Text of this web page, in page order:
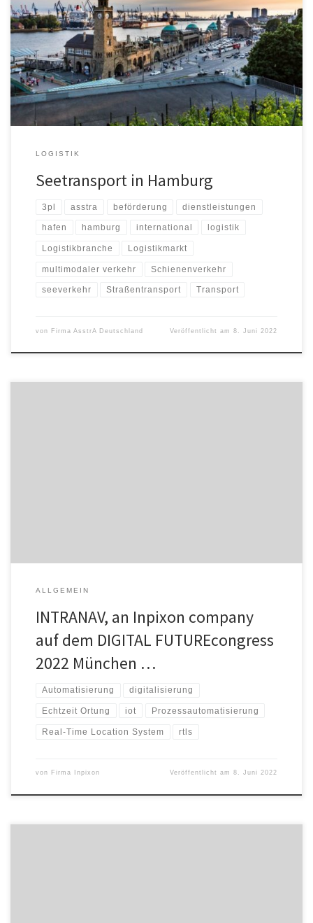
umweltfreundlichste Liefermethode. Dies ist oft die beste Variante
für den Warentransport, wenn der Straßengüterverkehr teuer oder
aufgrund einer unterentwickelten Infrastruktur nicht verfügbar ist.
Um der wachsenden Nachfrage nach Seetransportdienstleistungen
gerecht zu werden und näher an Kunden und Partnern in Hamburg
zu sein, hat […]
LOGISTIK
Seetransport in Hamburg
3pl asstra beförderung dienstleistungen
hafen hamburg international logistik
Logistikbranche Logistikmarkt
multimodaler verkehr Schienenverkehr
seeverkehr Straßentransport Transport
von Firma AsstrA Deutschland Veröffentlicht am8. Juni 2022
ALLGEMEIN
INTRANAV, an Inpixon company
auf dem DIGITAL FUTUREcongress
2022 München …
Automatisierung digitalisierung
Echtzeit Ortung iot Prozessautomatisierung
Real-Time Location System rtls
von Firma Inpixon Veröffentlicht am8. Juni 2022